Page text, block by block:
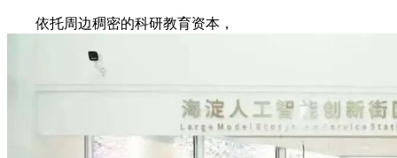
依托周边稠密的科研教育资本，